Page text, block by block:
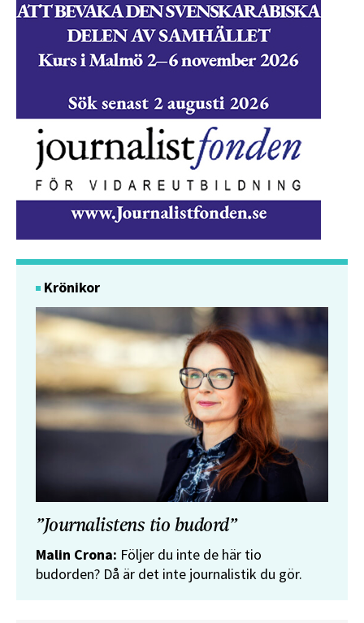
Krönikor
”Journalistens tio budord”
Malin Crona: Följer du inte de här tio
budorden? Då är det inte journalistik du gör.